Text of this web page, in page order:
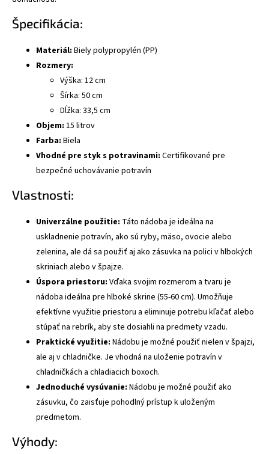
Špecifikácia:
Materiál: Biely polypropylén (PP)
Rozmery:
Výška: 12 cm
Šírka: 50 cm
Dĺžka: 33,5 cm
Objem: 15 litrov
Farba: Biela
Vhodné pre styk s potravinami: Certifikované pre
bezpečné uchovávanie potravín
Vlastnosti:
Univerzálne použitie: Táto nádoba je ideálna na
uskladnenie potravín, ako sú ryby, mäso, ovocie alebo
zelenina, ale dá sa použiť aj ako zásuvka na polici v hlbokých
skriniach alebo v špajze.
Úspora priestoru: Vďaka svojim rozmerom a tvaru je
nádoba ideálna pre hlboké skrine (55-60 cm). Umožňuje
efektívne využitie priestoru a eliminuje potrebu kľačať alebo
stúpať na rebrík, aby ste dosiahli na predmety vzadu.
Praktické využitie: Nádobu je možné použiť nielen v špajzi,
ale aj v chladničke. Je vhodná na uloženie potravín v
chladničkách a chladiacich boxoch.
Jednoduché vysúvanie: Nádobu je možné použiť ako
zásuvku, čo zaisťuje pohodlný prístup k uloženým
predmetom.
Výhody: